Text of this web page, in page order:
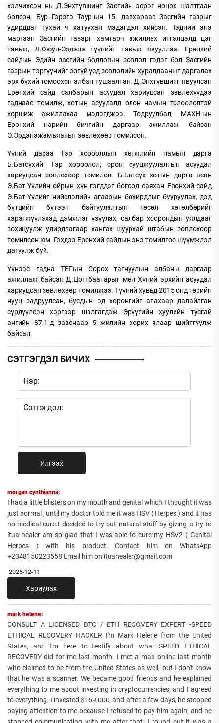
хэлчихсэн нь Д.Энхтүвшинг Засгийн эсрэг ноцох шалтгаан
болсон. Бүр Гэрэгэ Таур-ын 15- давхараас Засгийн газрыг
удирддаг тухай ч хатуухан мэдэгдэл хийсэн. Тэдний энэ
маргаан Засгийн газарт хамтарч ажиллах итгэлцэлд цэг
тавьж, Л.Оюун-Эрдэнэ түүнийг тавьж явууллаа. Ерөнхий
сайдын Эдийн засгийн бодлогын зөвлөл гэдэг бол Засгийн
газрын тэргүүнийг эзгүй үед зөвлөлийн хуралдааныг даргалах
эрх бүхий томоохон албан тушаалтан. Д.Энхтүвшинг явуулсан
Ерөнхий сайд салбарын асуудал хариуцсан зөвлөхүүдээ
гаднаас томилж, хотын асуудалд олон намын төлөөлөлтэй
хоршиж ажиллахаа мэдэгджээ. Тодруулбал, МАХН-ын
Ерөнхий нарийн бичгийн даргаар ажиллаж байсан
Э.Эрдэнэжамъяаныг зөвлөхөөр томилсон.
Үүний дараа Гэр хорооллын хөгжлийн намын дарга
Б.Батсүхийг Гэр хороолол, орон сууцжуулалтын асуудал
хариуцсан зөвлөхөөр томилов. Б.Батсүх хотын дарга асан
Э.Бат-Үүлийн ойрын хүн гэгддэг бөгөөд саяхан Ерөнхий сайд
Э.Бат-Үүлийг нийслэлийн агаарын бохирдлыг бууруулах, дэд
бүтцийн бүтээн байгуулалтын төсөл хөтөлбөрийг
хэрэгжүүлэхэд дэмжлэг үзүүлэх, салбар хоорондын уялдааг
зохицуулж удирдлагаар хангах шуурхай штабын зөвлөхөөр
томилсон юм. Гэхдээ Ерөнхий сайдын энэ томилгоо шүүмжлэл
дагуулж буй.
Үүнээс гадна ТЕГ-ын Сөрөх тагнуулын албаны даргаар
ажиллаж байсан Д.Цогтбаатарыг мөн Хүний эрхийн асуудал
хариуцсан зөвлөхөөр томилжээ. Түүний хувьд 2015 онд төрийн
нууц задруулсан, бусдын эд хөрөнгийг авахаар далайлган
сүрдүүлсэн хэргээр шалгагдаж Эрүүгийн хуулийн тусгай
ангийн 87.1-д зааснаар 5 жилийн хорих ялаар шийтгүүлж
байсан.
СЭТГЭГДЭЛ БИЧИХ
Илгээх
morgan cynthianna:
I had a little blisters on my mouth and genital which I thought it was
just normal , until my doctor told me it was HSV ( Herpes ) and it has
no medical cure.I decided to try out natural stuff by giving a try to
itua healer am so glad that I was able to cure my HSV2 ( Genital
Herpes ) with his product. Contact him on WhatsApp
+2348150223558 Email him on ituahealer@gmail.com
2025-12-11
Хариулах
mark helene:
CONSULT A LICENSED BTC / ETH RECOVERY EXPERT -SPEED
ETHICAL RECOVERY HACKER I'm Mark Helene from the United
States, and I'm here to testify about what SPEED ETHICAL
RECOVERY did for me last month. I met a man online last month
who claimed to be from the United States as well, but I don't know
that he was a scanner. We became good friends and he explained
everything to me about investing in cryptocurrencies, and I agreed
to everything. I invested $169,000, and after a few days, he stopped
paying attention to me because I refused to pay him again, and he
stopped communicating with me after that. I found out it was a